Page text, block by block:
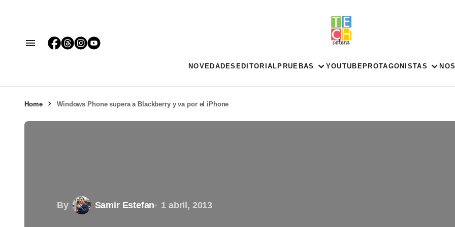
NOVEDADES EDITORIAL PRUEBAS YOUTUBE PROTAGONISTAS
Home Windows Phone supera a Blackberry y va por el iPhone
By Samir Estefan 1 abril, 2013